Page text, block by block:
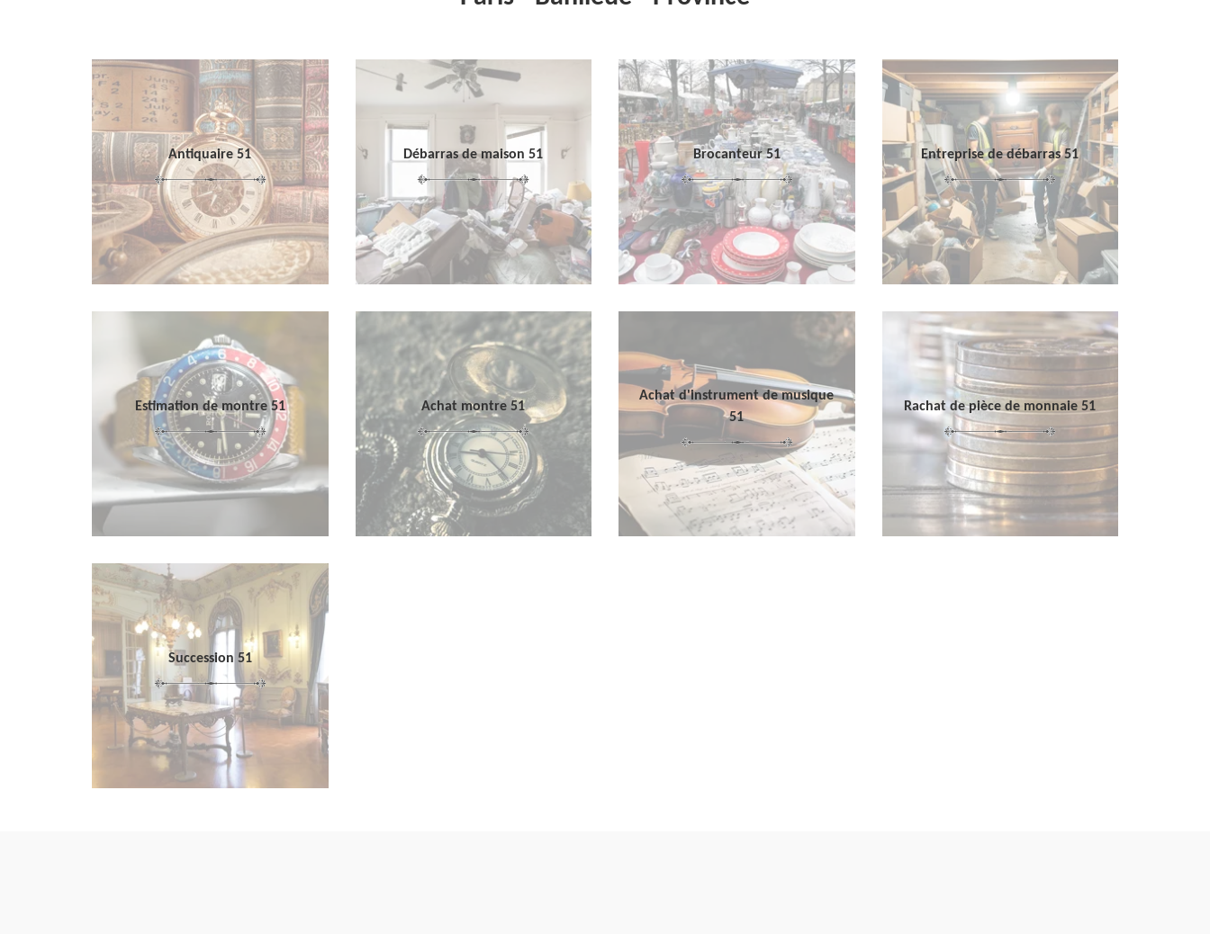
Antiquaire 51 Débarras de maison 51 Brocanteur 51 Entreprise de débarras 51
Estimation de montre 51 Achat montre 51
Achat d'instrument de musique
51
Rachat de pièce de monnaie 51
Succession 51